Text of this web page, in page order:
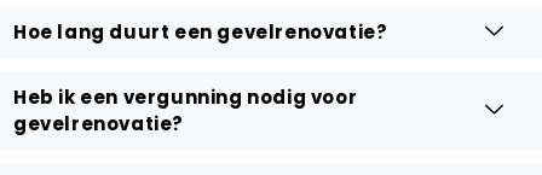
Hoe lang duurt een gevelrenovatie?
Heb ik een vergunning nodig voor
gevelrenovatie?